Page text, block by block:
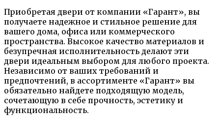
Приобретая двери от компании «Гарант», вы
получаете надежное и стильное решение для
вашего дома, офиса или коммерческого
пространства. Высокое качество материалов и
безупречная исполнительность делают эти
двери идеальным выбором для любого проекта.
Независимо от ваших требований и
предпочтений, в ассортименте «Гарант» вы
обязательно найдете подходящую модель,
сочетающую в себе прочность, эстетику и
функциональность.